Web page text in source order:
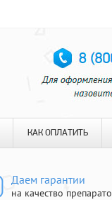
КАК ОПЛАТИТЬ
Даем гарантии
на качество